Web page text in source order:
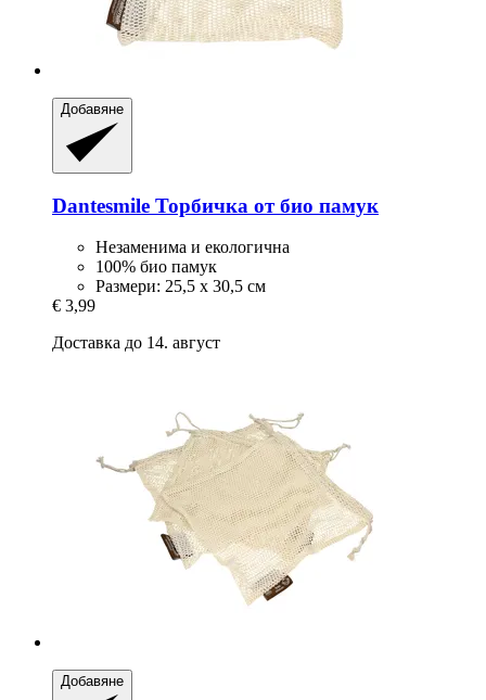
Добавяне
Dantesmile Торбичка от био памук
Незаменима и екологична
100% био памук
Размери: 25,5 x 30,5 см
€ 3,99
Доставка до 14. август
Добавяне